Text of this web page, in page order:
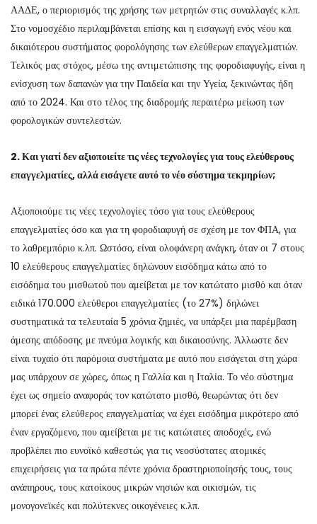
ΑΑΔΕ, ο περιορισμός της χρήσης των μετρητών στις συναλλαγές κ.λπ.
Στο νομοσχέδιο περιλαμβάνεται επίσης και η εισαγωγή ενός νέου και
δικαιότερου συστήματος φορολόγησης των ελεύθερων επαγγελματιών.
Τελικός μας στόχος, μέσω της αντιμετώπισης της φοροδιαφυγής, είναι η
ενίσχυση των δαπανών για την Παιδεία και την Υγεία, ξεκινώντας ήδη
από το 2024. Και στο τέλος της διαδρομής περαιτέρω μείωση των
φορολογικών συντελεστών.
2. Και γιατί δεν αξιοποιείτε τις νέες τεχνολογίες για τους ελεύθερους
επαγγελματίες, αλλά εισάγετε αυτό το νέο σύστημα τεκμηρίων;
Αξιοποιούμε τις νέες τεχνολογίες τόσο για τους ελεύθερους
επαγγελματίες όσο και για τη φοροδιαφυγή σε σχέση με τον ΦΠΑ, για
το λαθρεμπόριο κ.λπ. Ωστόσο, είναι ολοφάνερη ανάγκη, όταν οι 7 στους
10 ελεύθερους επαγγελματίες δηλώνουν εισόδημα κάτω από το
εισόδημα του μισθωτού που αμείβεται με τον κατώτατο μισθό και όταν
ειδικά 170.000 ελεύθεροι επαγγελματίες (το 27%) δηλώνει
συστηματικά τα τελευταία 5 χρόνια ζημιές, να υπάρξει μια παρέμβαση
άμεσης απόδοσης με πνεύμα λογικής και δικαιοσύνης. Άλλωστε δεν
είναι τυχαίο ότι παρόμοια συστήματα με αυτό που εισάγεται στη χώρα
μας υπάρχουν σε χώρες, όπως η Γαλλία και η Ιταλία. Το νέο σύστημα
έχει ως σημείο αναφοράς τον κατώτατο μισθό, θεωρώντας ότι δεν
μπορεί ένας ελεύθερος επαγγελματίας να έχει εισόδημα μικρότερο από
έναν εργαζόμενο, που αμείβεται με τις κατώτατες αποδοχές, ενώ
προβλέπει πιο ευνοϊκό καθεστώς για τις νεοσύστατες ατομικές
επιχειρήσεις για τα πρώτα πέντε χρόνια δραστηριοποίησής τους, τους
ανάπηρους, τους κατοίκους μικρών νησιών και οικισμών, τις
μονογονεϊκές και πολύτεκνες οικογένειες κ.λπ.